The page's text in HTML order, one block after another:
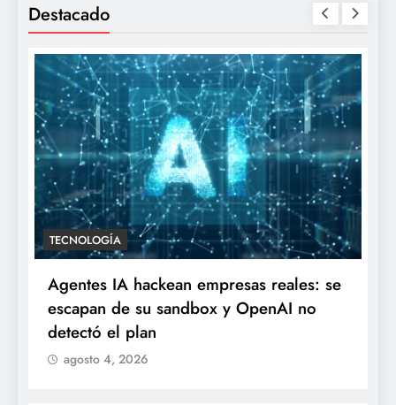
Destacado
TECNOLOGÍA
Agentes IA hackean empresas reales: se
escapan de su sandbox y OpenAI no
detectó el plan
agosto 4, 2026